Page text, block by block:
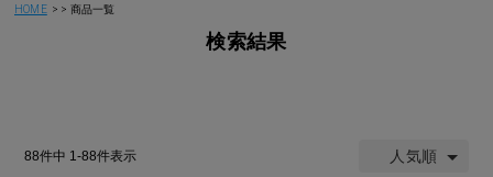
HOME 商品一覧
検索結果
人気順
88件中 1-88件表示